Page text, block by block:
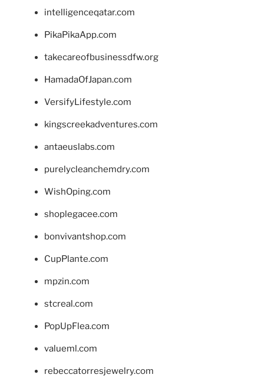
intelligenceqatar.com
PikaPikaApp.com
takecareofbusinessdfw.org
HamadaOfJapan.com
VersifyLifestyle.com
kingscreekadventures.com
antaeuslabs.com
purelycleanchemdry.com
WishOping.com
shoplegacee.com
bonvivantshop.com
CupPlante.com
mpzin.com
stcreal.com
PopUpFlea.com
valueml.com
rebeccatorresjewelry.com